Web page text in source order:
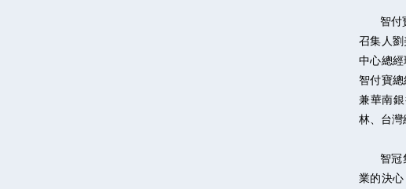
智付
召集人
中心總
智付寶
兼華南
林、台
智冠
業的決